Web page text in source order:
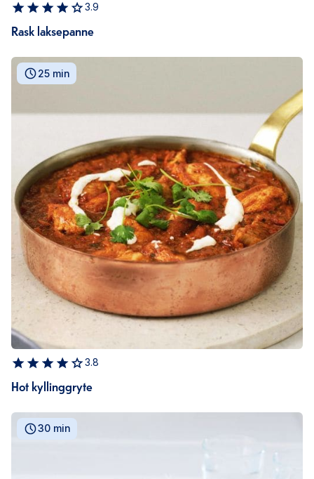
3.9
Rask laksepanne
25 min
3.8
Hot kyllinggryte
30 min